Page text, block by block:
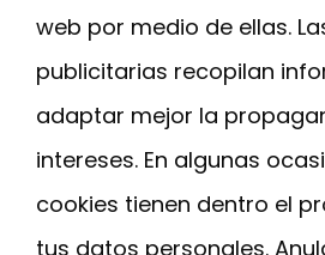
web por medio de ellas.
publicitarias recopilan
adaptar mejor la
intereses. En algunas
cookies tienen dentro el
tus datos personales.